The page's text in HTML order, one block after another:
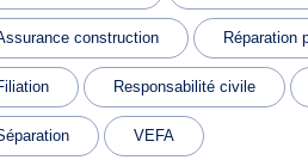
construction Réparation
Responsabilité civile
VEFA